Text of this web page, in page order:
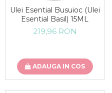
Ulei Esential Busuioc (Ulei
Esential Basil) 15ML
219,96 RON
ADAUGA IN COS